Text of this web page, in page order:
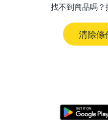
找不到商品嗎？
清除條